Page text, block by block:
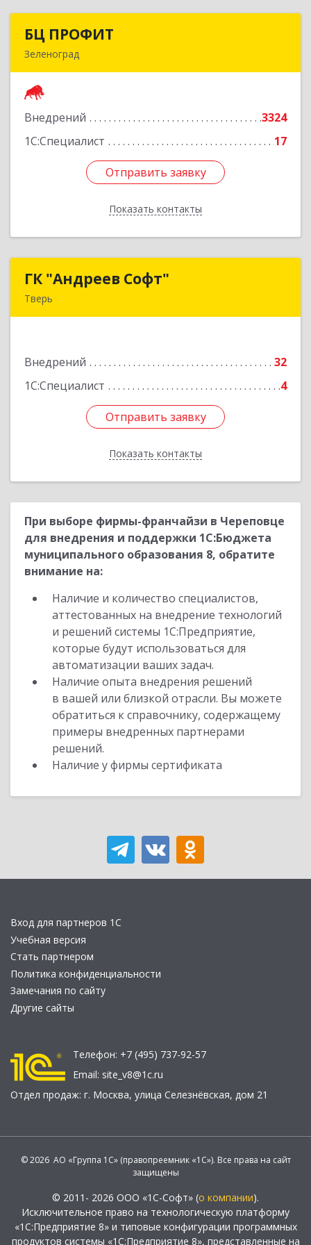
БЦ ПРОФИТ
Зеленоград
Внедрений
3324
1С:Специалист
17
Отправить заявку
Показать контакты
Подробнее
Отправить заявку
Назад
ГК "Андреев Софт"
Тверь
Внедрений
32
1С:Специалист
4
Отправить заявку
Показать контакты
ГК "Андреев Софт"
Подробнее
Отправить заявку
Назад
При выборе фирмы-франчайзи в Череповце
для внедрения и поддержки 1С:Бюджета
муниципального образования 8, обратите
внимание на:
Наличие и количество специалистов,
аттестованных на внедрение технологий
и решений системы 1С:Предприятие,
которые будут использоваться для
автоматизации ваших задач.
Наличие опыта внедрения решений
в вашей или близкой отрасли. Вы можете
обратиться к справочнику, содержащему
примеры внедренных партнерами
решений.
Наличие у фирмы сертификата
Вход для партнеров 1С
Учебная версия
Стать партнером
Политика конфиденциальности
Замечания по сайту
Другие сайты
Телефон: +7 (495) 737-92-57
Email: site_v8@1c.ru
Отдел продаж: г. Москва, улица Селезнёвская, дом 21
© 2026 АО «Группа 1С» (правопреемник «1С»). Все права на сайт
защищены
© 2011- 2026 ООО «1С-Софт» (о компании).
Исключительное право на технологическую платформу
«1С:Предприятие 8» и типовые конфигурации программных
продуктов системы «1С:Предприятие 8», представленные на